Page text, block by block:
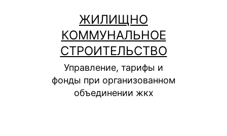
содержимому
ЖИЛИЩНО
КОММУНАЛЬНОЕ
СТРОИТЕЛЬСТВО
Управление, тарифы и
фонды при организованном
объединении жкх